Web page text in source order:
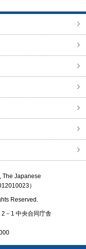
The Japanese
）
Reserved.
－1 中央合同庁舎